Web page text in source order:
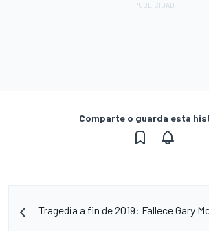
Comparte o guarda esta
Tragedia a fin de 2019: Fallece Gary